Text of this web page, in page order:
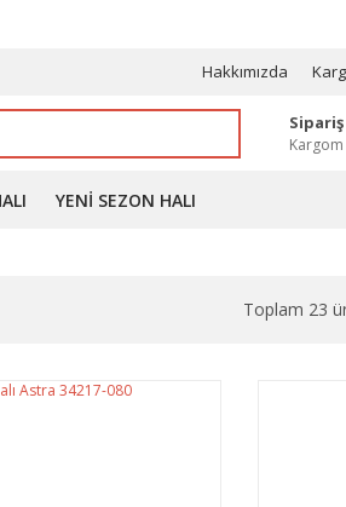
Hakkımızda
YENI SEZON HALI
Toplam 23